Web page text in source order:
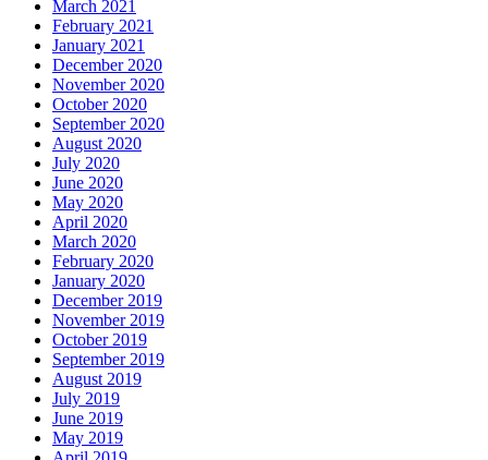
March 2021
February 2021
January 2021
December 2020
November 2020
October 2020
September 2020
August 2020
July 2020
June 2020
May 2020
April 2020
March 2020
February 2020
January 2020
December 2019
November 2019
October 2019
September 2019
August 2019
July 2019
June 2019
May 2019